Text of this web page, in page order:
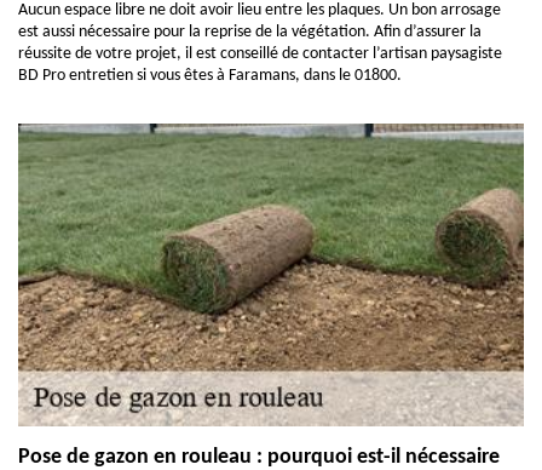
Aucun espace libre ne doit avoir lieu entre les plaques. Un bon arrosage
est aussi nécessaire pour la reprise de la végétation. Afin d’assurer la
réussite de votre projet, il est conseillé de contacter l’artisan paysagiste
BD Pro entretien si vous êtes à Faramans, dans le 01800.
Pose de gazon en rouleau : pourquoi est-il nécessaire